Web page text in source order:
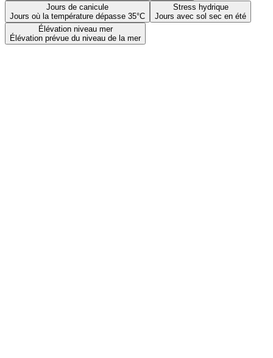
Jours de canicule
Jours où la température dépasse 35°C
Stress hydrique
Jours avec sol sec en été
Élévation niveau mer
Élévation prévue du niveau de la mer